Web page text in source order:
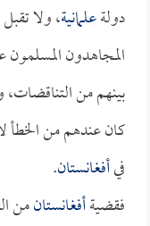
دولةعلمانية، ولا
المجاهدون المسلمون
بينهم من
كان عندهم من الخطأ
فيأفغانستان.
فقضيةأفغانستانمن